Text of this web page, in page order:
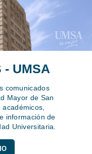
- UMSA
comunicados
Mayor de San
información de
Universitaria.